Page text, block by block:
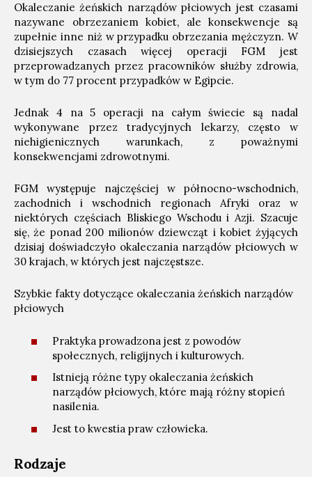
Okaleczanie żeńskich narządów płciowych jest czasami
nazywane obrzezaniem kobiet, ale konsekwencje są
zupełnie inne niż w przypadku obrzezania mężczyzn. W
dzisiejszych czasach więcej operacji FGM jest
przeprowadzanych przez pracowników służby zdrowia,
w tym do 77 procent przypadków w Egipcie.
Jednak 4 na 5 operacji na całym świecie są nadal
wykonywane przez tradycyjnych lekarzy, często w
niehigienicznych warunkach, z poważnymi
konsekwencjami zdrowotnymi.
FGM występuje najczęściej w północno-wschodnich,
zachodnich i wschodnich regionach Afryki oraz w
niektórych częściach Bliskiego Wschodu i Azji. Szacuje
się, że ponad 200 milionów dziewcząt i kobiet żyjących
dzisiaj doświadczyło okaleczania narządów płciowych w
30 krajach, w których jest najczęstsze.
Szybkie fakty dotyczące okaleczania żeńskich narządów
płciowych
Praktyka prowadzona jest z powodów
społecznych, religijnych i kulturowych.
Istnieją różne typy okaleczania żeńskich
narządów płciowych, które mają różny stopień
nasilenia.
Jest to kwestia praw człowieka.
Rodzaje